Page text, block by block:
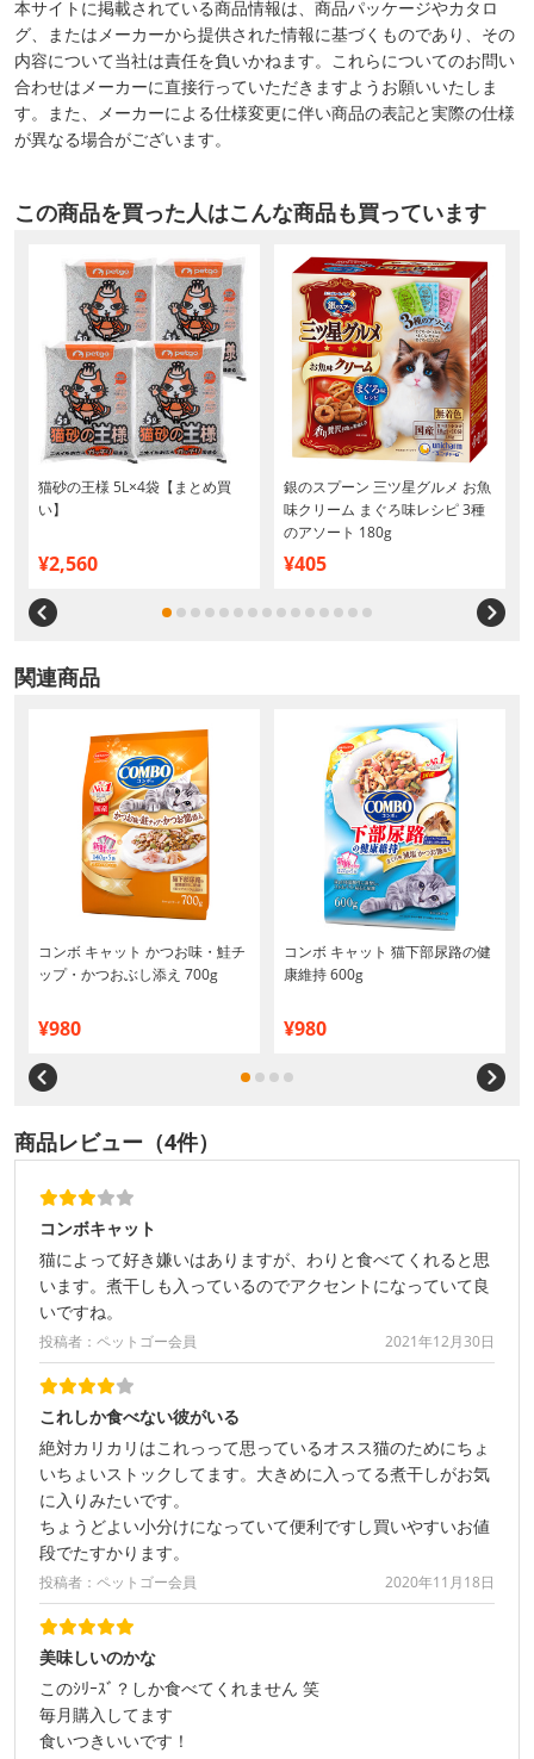
本サイトに掲載されている商品情報は、商品パッケージやカタロ
グ、またはメーカーから提供された情報に基づくものであり、その
内容について当社は責任を負いかねます。これらについてのお問い
合わせはメーカーに直接行っていただきますようお願いいたしま
す。また、メーカーによる仕様変更に伴い商品の表記と実際の仕様
が異なる場合がございます。
この商品を買った人はこんな商品も買っています
猫砂の王様 5L×4袋【まとめ買
い】
¥2,560
銀のスプーン 三ツ星グルメ お魚
味クリーム まぐろ味レシピ 3種
のアソート 180g
¥405
関連商品
コンボ キャット かつお味・鮭チ
ップ・かつおぶし添え 700g
¥980
コンボ キャット 猫下部尿路の健
康維持 600g
¥980
商品レビュー（4件）
コンボキャット
猫によって好き嫌いはありますが、わりと食べてくれると思
います。煮干しも入っているのでアクセントになっていて良
いですね。
投稿者：ペットゴー会員 2021年12月30日
これしか食べない彼がいる
絶対カリカリはこれっって思っているオスス猫のためにちょ
いちょいストックしてます。大きめに入ってる煮干しがお気
に入りみたいです。
ちょうどよい小分けになっていて便利ですし買いやすいお値
段でたすかります。
投稿者：ペットゴー会員 2020年11月18日
美味しいのかな
このｼﾘｰｽﾞ？しか食べてくれません 笑
毎月購入してます
食いつきいいです！